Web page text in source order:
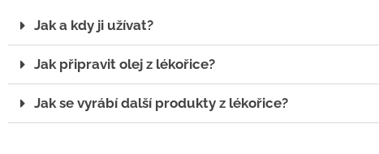
Jak a kdy ji užívat?
Jak připravit olej z lékořice?
Jak se vyrábí další produkty z lékořice?